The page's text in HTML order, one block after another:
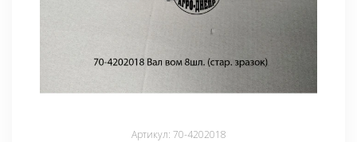
Артикул: 70-4202018